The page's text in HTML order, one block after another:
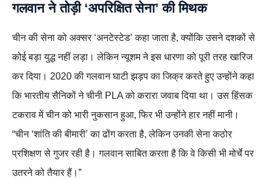
गलवान ने तोड़ी ‘अपरिक्षित सेना’ की मिथक
चीन की सेना को अक्सर ‘अनटेस्टेड’ कहा जाता है, क्योंकि उसने दशकों से
कोई बड़ा युद्ध नहीं लड़ा। लेकिन न्यूशम ने इस धारणा को पूरी तरह खारिज
कर दिया। 2020 की गलवान घाटी झड़प का जिक्र करते हुए उन्होंने कहा
कि भारतीय सैनिकों ने चीनी PLA को करारा जवाब दिया था। उस हिंसक
टकराव में चीन को भारी नुकसान हुआ, फिर भी उन्होंने हार नहीं मानी।
“चीन ‘शांति की बीमारी’ का ढोंग करता है, लेकिन उनकी सेना कठोर
प्रशिक्षण से गुजर रही है। गलवान साबित करता है कि वे किसी भी मोर्चे पर
उतरने को तैयार हैं।”